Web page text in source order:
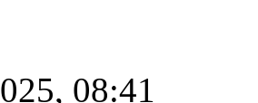
08:41